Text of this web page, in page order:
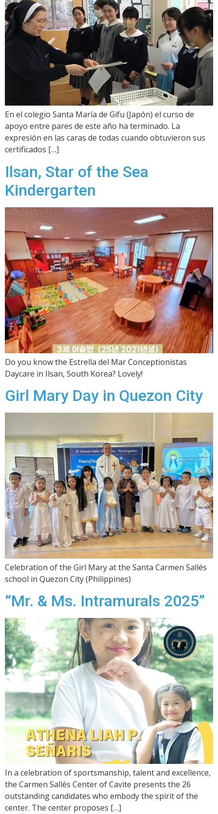
En el colegio Santa María de Gifu (Japón) el curso de
apoyo entre pares de este año ha terminado. La
expresión en las caras de todas cuando obtuvieron sus
certificados […]
Ilsan, Star of the Sea
Kindergarten
Do you know the Estrella del Mar Conceptionistas
Daycare in Ilsan, South Korea? Lovely!
Girl Mary Day in Quezon City
Celebration of the Girl Mary at the Santa Carmen Sallés
school in Quezon City (Philippines)
“Mr. & Ms. Intramurals 2025”
In a celebration of sportsmanship, talent and excellence,
the Carmen Sallés Center of Cavite presents the 26
outstanding candidates who embody the spirit of the
center. The center proposes […]